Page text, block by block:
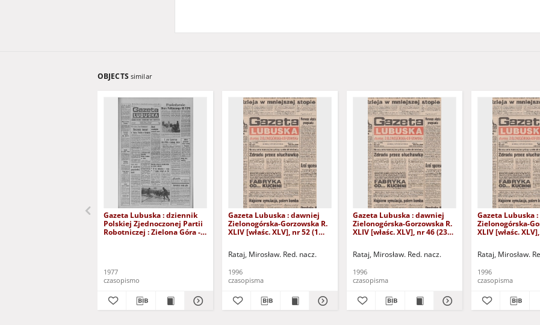
OBJECTS similar
Gazeta Lubuska : dziennik
Polskiej Zjednoczonej Partii
Robotniczej : Zielona Góra -
1977
czasopismo
Gazeta Lubuska : dawniej
Zielonogórska-Gorzowska R.
XLIV [właśc. XLV], nr 52 (1
Rataj, Mirosław. Red. nacz.
1996
czasopisma
Gazeta Lubuska : dawniej
Zielonogórska-Gorzowska R.
XLIV [właśc. XLV], nr 46 (23
Rataj, Mirosław. Red. nacz.
1996
czasopisma
Gazeta Lubuska
Zielonogórska-
XLIV [właśc.
Rataj, Mirosław.
1996
czasopisma